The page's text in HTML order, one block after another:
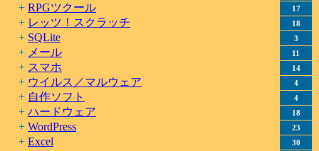
RPGツクール 17
レッツ！スクラッチ 18
SQLite 3
メール 11
スマホ 14
ウイルス／マルウェア 4
自作ソフト 4
ハードウェア 18
WordPress 23
Excel 30